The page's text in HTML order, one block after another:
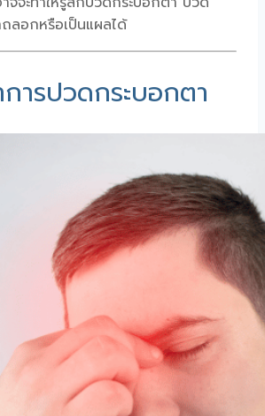
ลอกหรือเป็นแผลได้
ารปวดกระบอกตา